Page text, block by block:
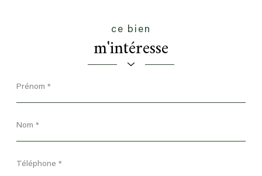
ce bien
m'intéresse
*
*
*